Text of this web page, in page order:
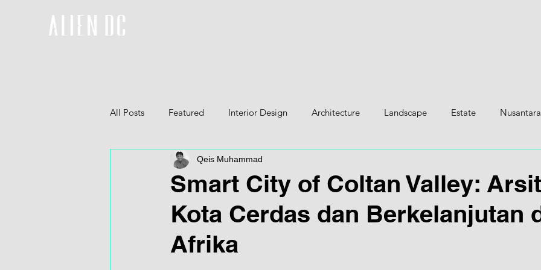
All Posts Featured Interior Design Architecture Landscape Estate Nusantara
3D
Smart City of Coltan Valley:
Kota Cerdas dan Berkelanjutan
Afrika
Qeis Muhammad